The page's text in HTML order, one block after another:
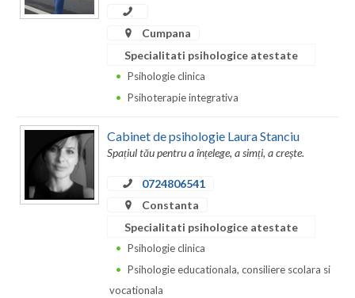
Dolj
Harghita
Hunedoara
Ialomita
Cumpana
Specialitati psihologice atestate
Psihologie clinica
Psihoterapie integrativa
Cabinet de psihologie Laura Stanciu
Spațiul tău pentru a înțelege, a simți, a crește.
0724806541
Constanta
Specialitati psihologice atestate
Psihologie clinica
Psihologie educationala, consiliere scolara si
vocationala